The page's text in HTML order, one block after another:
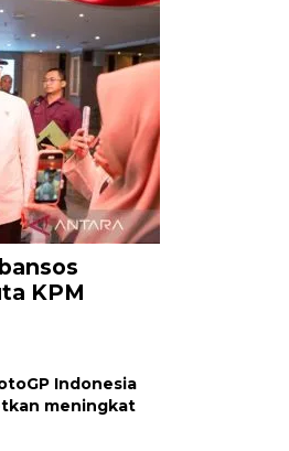
KPM
Indonesia
meningkat